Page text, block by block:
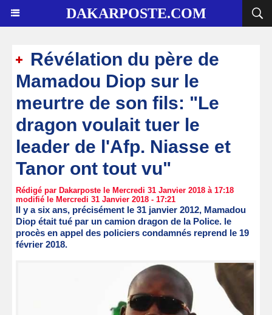
DAKARPOSTE.COM
Révélation du père de
Mamadou Diop sur le
meurtre de son fils: "Le
dragon voulait tuer le
leader de l'Afp. Niasse et
Tanor ont tout vu"
Rédigé par Dakarposte le Mercredi 31 Janvier 2018 à 17:18
modifié le Mercredi 31 Janvier 2018 - 17:21
Il y a six ans, précisément le 31 janvier 2012, Mamadou
Diop était tué par un camion dragon de la Police. le
procès en appel des policiers condamnés reprend le 19
février 2018.